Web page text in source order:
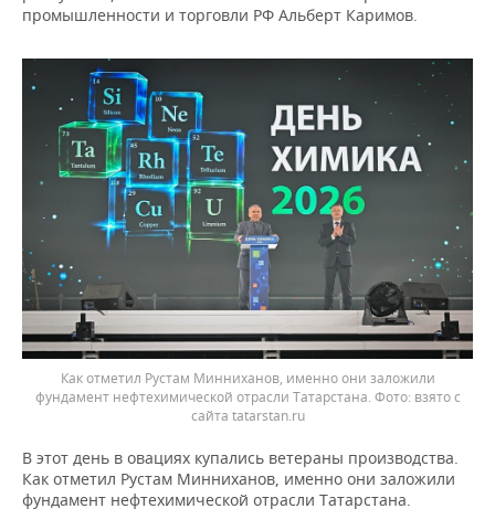
промышленности и торговли РФ Альберт Каримов.
Как отметил Рустам Минниханов, именно они заложили
фундамент нефтехимической отрасли Татарстана.
взято с
сайта tatarstan.ru
В этот день в овациях купались ветераны производства.
Как отметил Рустам Минниханов, именно они заложили
фундамент нефтехимической отрасли Татарстана.